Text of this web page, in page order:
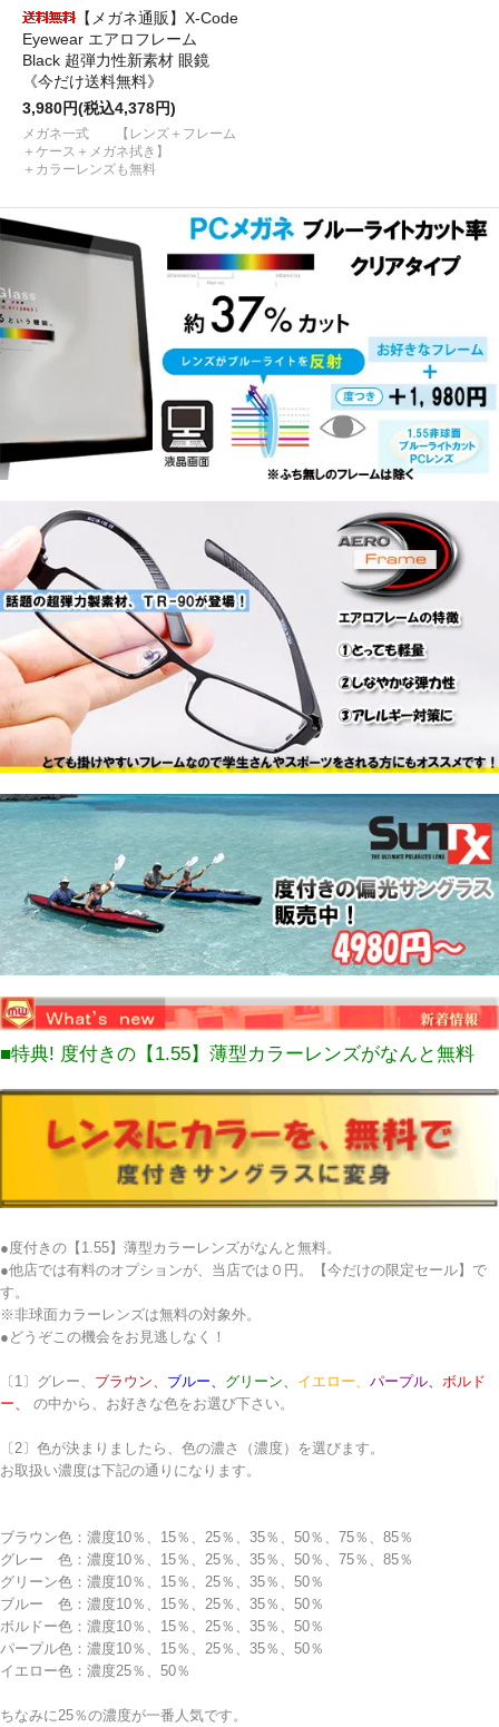
【メガネ通販】X-Code
Eyewear エアロフレーム
Black 超弾力性新素材 眼鏡
《今だけ送料無料》
3,980円(税込4,378円)
メガネ一式 【レンズ＋フレーム
＋ケース＋メガネ拭き】
＋カラーレンズも無料
■特典! 度付きの【1.55】薄型カラーレンズがなんと無料
●度付きの【1.55】薄型カラーレンズがなんと無料。
●他店では有料のオプションが、当店では０円。【今だけの限定セール】で
す。
※非球面カラーレンズは無料の対象外。
●どうぞこの機会をお見逃しなく！
〔1〕 グレー、 ブラウン、 ブルー、 グリーン、 イエロー、 パープル、 ボルド
ー、
の中から、お好きな色をお選び下さい。
〔2〕色が決まりましたら、色の濃さ（濃度）を選びます。
お取扱い濃度は下記の通りになります。
ブラウン色：濃度10％、15％、25％、35％、50％、75％、85％
グレー 色：濃度10％、15％、25％、35％、50％、75％、85％
グリーン色：濃度10％、15％、25％、35％、50％
ブルー 色：濃度10％、15％、25％、35％、50％
ボルドー色：濃度10％、15％、25％、35％、50％
パープル色：濃度10％、15％、25％、35％、50％
イエロー色：濃度25％、50％
ちなみに25％の濃度が一番人気です。